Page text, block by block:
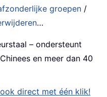
groepen /
…
– ondersteunt
en meer dan 40
direct met één klik!